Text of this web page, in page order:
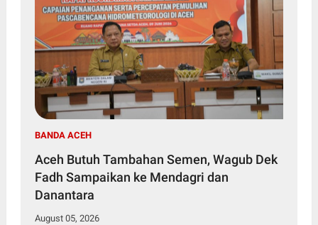
BANDA ACEH
Aceh Butuh Tambahan Semen, Wagub Dek
Fadh Sampaikan ke Mendagri dan
Danantara
August 05, 2026